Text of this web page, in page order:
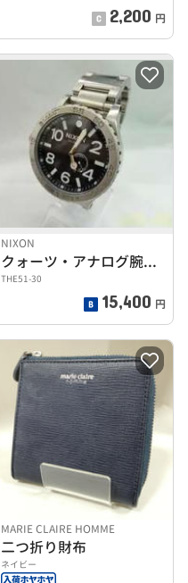
2,200 円
NIXON
クォーツ・アナログ腕時計
THE51-30
15,400 円
MARIE CLAIRE HOMME
二つ折り財布
ネイビー